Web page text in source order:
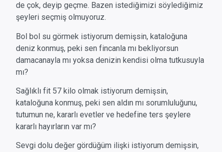
de çok, deyip geçme. Bazen istediğimizi söylediğimiz
şeyleri seçmiş olmuyoruz.
Bol bol su görmek istiyorum demişsin, kataloğuna
deniz konmuş, peki sen fincanla mı bekliyorsun
damacanayla mı yoksa denizin kendisi olma tutkusuyla
mı?
Sağlıklı fit 57 kilo olmak istiyorum demişsin,
kataloğuna konmuş, peki sen aldın mı sorumluluğunu,
tutumun ne, kararlı evetler ve hedefine ters şeylere
kararlı hayırların var mı?
Sevgi dolu değer gördüğüm ilişki istiyorum demişsin,